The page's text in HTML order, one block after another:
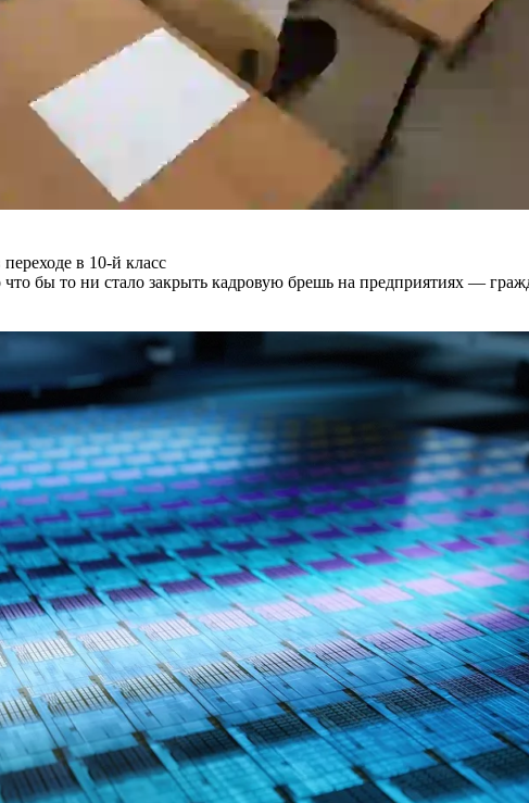
в 10-й класс
бы то ни стало закрыть кадровую брешь на предприятиях —